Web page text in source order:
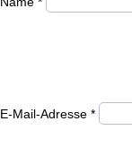
E-Mail-Adresse *